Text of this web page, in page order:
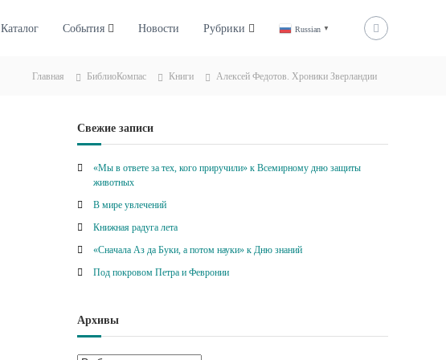
Каталог События Новости Рубрики Russian ▼
Главная БиблиоКомпас Книги Алексей Федотов. Хроники Зверландии
Свежие записи
«Мы в ответе за тех, кого приручили» к Всемирному дню защиты
животных
В мире увлечений
Книжная радуга лета
«Сначала Аз да Буки, а потом науки» к Дню знаний
Под покровом Петра и Февронии
Архивы